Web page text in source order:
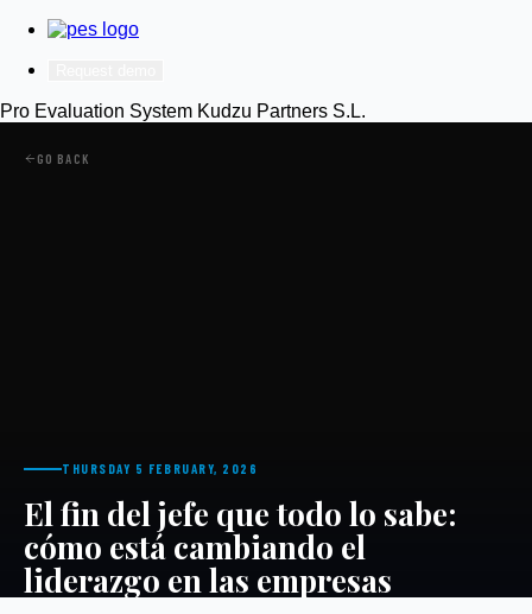
Pro Evaluation System Kudzu Partners S.L.
GO BACK
THURSDAY 5 FEBRUARY, 2026
El fin del jefe que todo lo sabe:
cómo está cambiando el
liderazgo en las empresas